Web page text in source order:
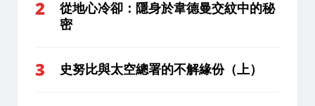
從地心冷卻：隱身於韋德曼交紋中的秘
密
史努比與太空總署的不解緣份（上）